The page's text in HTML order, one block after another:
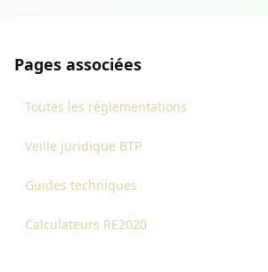
Pages associées
Toutes les réglementations
Veille juridique BTP
Guides techniques
Calculateurs RE2020